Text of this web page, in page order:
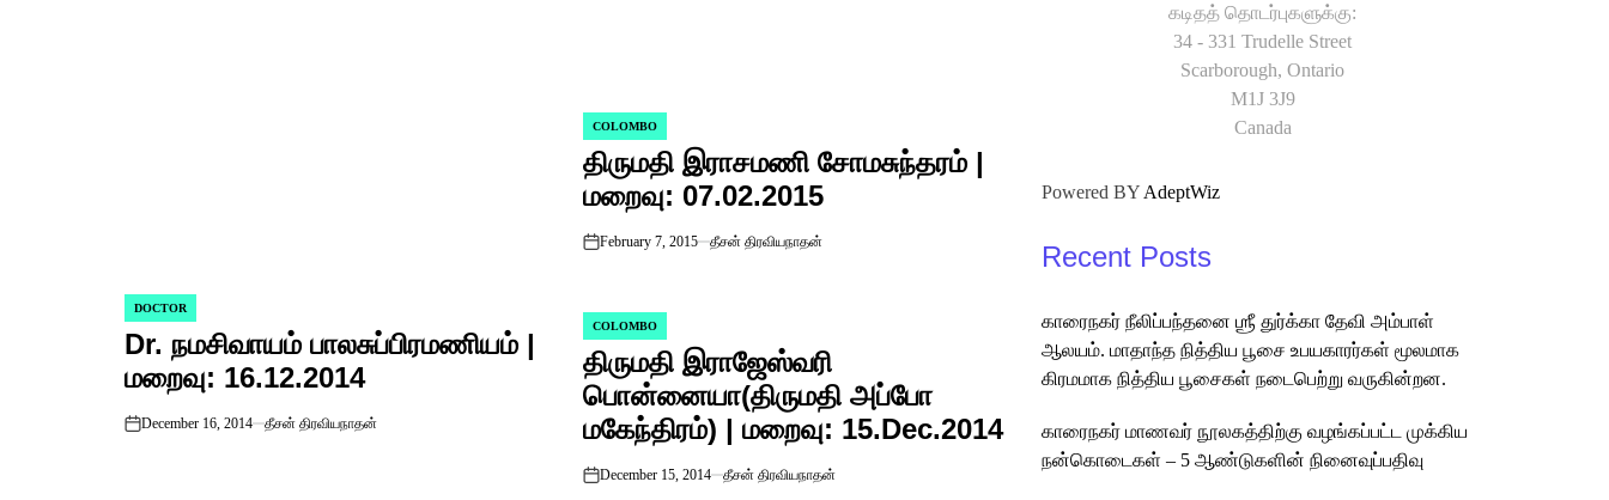
POSTED
IN
COLOMBO
திருமதி இராசமணி சோமசுந்தரம் |
மறைவு: 07.02.2015
on
February 7, 2015 தீசன் திரவியநாதன்
POSTED
IN
DOCTOR
Dr. நமசிவாயம் பாலசுப்பிரமணியம் |
மறைவு: 16.12.2014
on
December 16, 2014 தீசன் திரவியநாதன்
POSTED
IN
COLOMBO
திருமதி இராஜேஸ்வரி
பொன்னையா(திருமதி அப்போ
மகேந்திரம்) | மறைவு: 15.Dec.2014
on
December 15, 2014 தீசன் திரவியநாதன்
கடிதத் தொடர்புகளுக்கு:
34 - 331 Trudelle Street
Scarborough, Ontario
M1J 3J9
Canada
Powered BY AdeptWiz
Recent Posts
காரைநகர் நீலிப்பந்தனை ஶ்ரீ துர்க்கா தேவி அம்பாள்
ஆலயம். மாதாந்த நித்திய பூசை உபயகாரர்கள் மூலமாக
கிரமமாக நித்திய பூசைகள் நடைபெற்று வருகின்றன.
காரைநகர் மாணவர் நூலகத்திற்கு வழங்கப்பட்ட முக்கிய
நன்கொடைகள் – 5 ஆண்டுகளின் நினைவுப்பதிவு